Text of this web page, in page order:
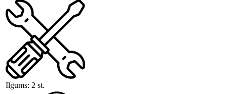
Ilgums: 2 st.